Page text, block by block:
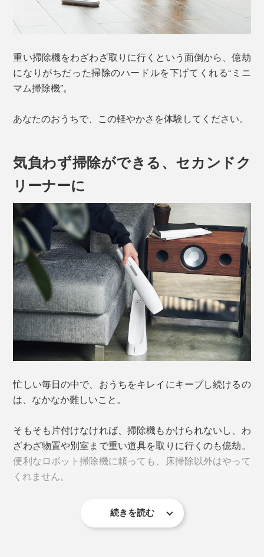
重い掃除機をわざわざ取りに行くという面倒から、億劫
になりがちだった掃除のハードルを下げてくれる“ミニ
マム掃除機”。
あなたのおうちで、この軽やかさを体験してください。
気負わず掃除ができる、セカンドク
リーナーに
忙しい毎日の中で、おうちをキレイにキープし続けるの
は、なかなか難しいこと。
そもそも片付けなければ、掃除機もかけられないし、わ
ざわざ物置や別室まで重い道具を取りに行くのも億劫。
便利なロボット掃除機に頼っても、床掃除以外はやって
くれません。
その面倒な掃除を、気負わない“習慣”にするなら、生活
続きを読む